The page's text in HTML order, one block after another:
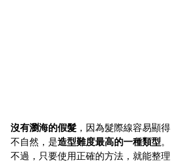
沒有瀏海的假髮 ，因為髮際線容易顯得
不自然，是造型難度最高的一種類型。
不過，只要使用正確的方法，就能整理